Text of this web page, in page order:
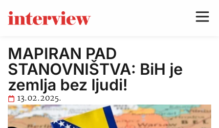
MAPIRAN PAD
STANOVNIŠTVA: BiH je
zemlja bez ljudi!
13.02.2025.